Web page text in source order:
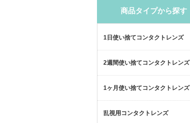
商品タイプから探す
1日使い捨てコンタクトレンズ
2週間使い捨てコンタクトレンズ
1ヶ月使い捨てコンタクトレンズ
乱視用コンタクトレンズ